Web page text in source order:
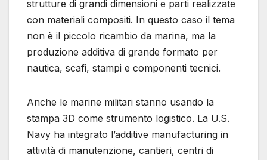
strutture di grandi dimensioni e parti realizzate
con materiali compositi. In questo caso il tema
non è il piccolo ricambio da marina, ma la
produzione additiva di grande formato per
nautica, scafi, stampi e componenti tecnici.
Anche le marine militari stanno usando la
stampa 3D come strumento logistico. La U.S.
Navy ha integrato l’additive manufacturing in
attività di manutenzione, cantieri, centri di